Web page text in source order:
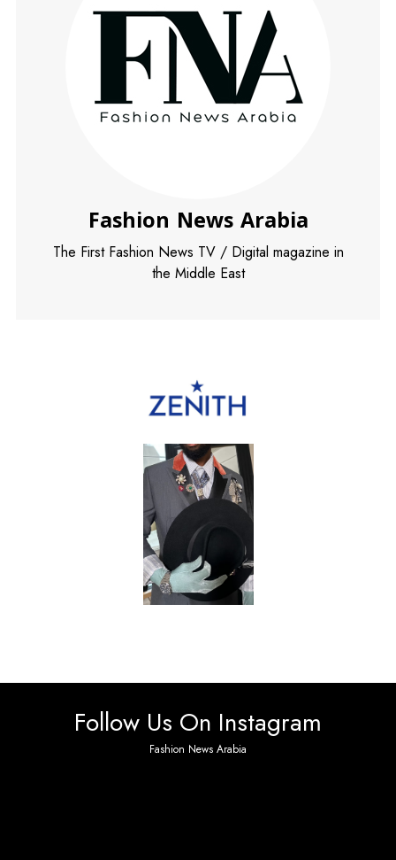
Fashion News Arabia
The First Fashion News TV / Digital magazine in
the Middle East
Follow Us On Instagram
Fashion News Arabia